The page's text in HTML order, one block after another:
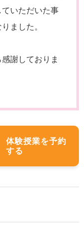
いただいた事
ました。
謝しておりま
体験授業を予約
する